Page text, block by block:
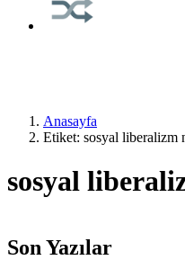
Anasayfa
Etiket: sosyal liberalizm
sosyal
Son Yazılar